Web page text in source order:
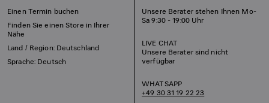
Einen Termin buchen
Finden Sie einen Store in Ihrer
Nähe
Land / Region: Deutschland
Sprache: Deutsch
Unsere Berater stehen Ihnen Mo-
Sa 9:30 - 19:00 Uhr
LIVE CHAT
Unsere Berater sind nicht
verfügbar
WHATSAPP
+49 30 31 19 22 23